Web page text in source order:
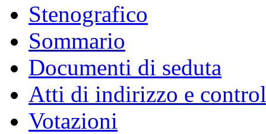
Stenografico
Sommario
Documenti di seduta
Atti di indirizzo e
Votazioni